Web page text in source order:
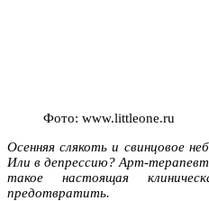
Фото: www.littleone.ru
Осенняя слякоть и свинцовое
Или в депрессию? Арт-
такое настоящая
предотвратить.